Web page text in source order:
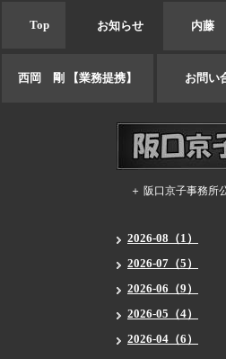
Top お知らせ 内藤
西岡 剛 【業務提携】 お問い
＋ 阪口京子事務所
2026-08（1）
2026-07（5）
2026-06（9）
2026-05（4）
2026-04（6）